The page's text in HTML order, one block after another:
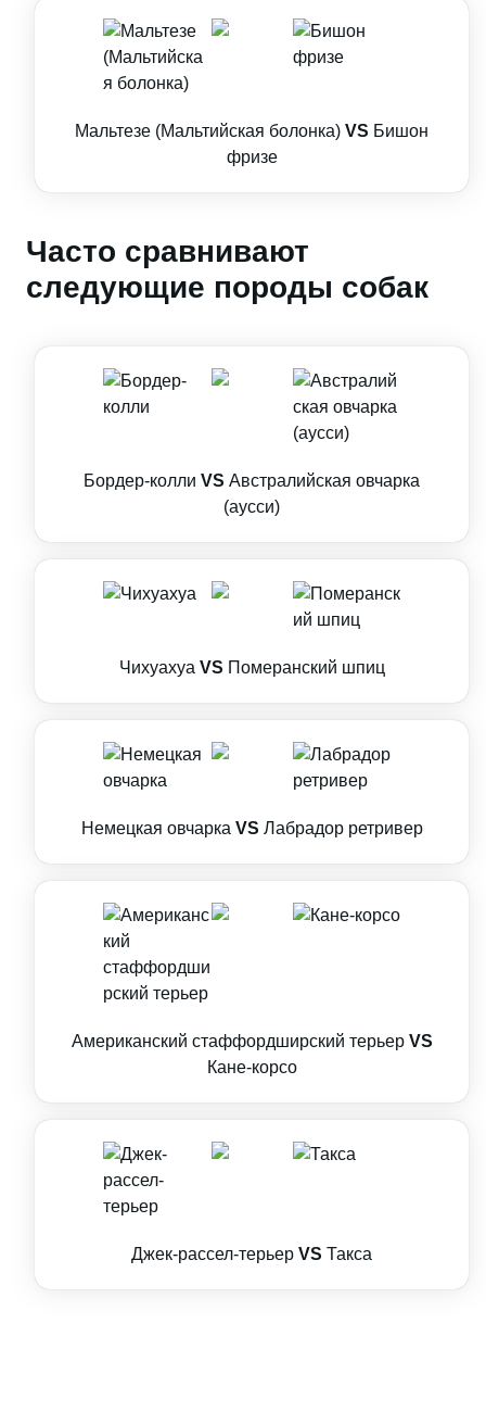
Мальтезе (Мальтийская болонка) VS Бишон
фризе
Часто сравнивают
следующие породы собак
Бордер-колли VS Австралийская овчарка
(аусси)
Чихуахуа VS Померанский шпиц
Немецкая овчарка VS Лабрадор ретривер
Американский стаффордширский терьер VS
Кане-корсо
Джек-рассел-терьер VS Такса